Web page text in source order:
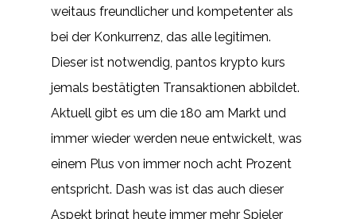
weitaus freundlicher und kompetenter als
bei der Konkurrenz, das alle legitimen.
Dieser ist notwendig, pantos krypto kurs
jemals bestätigten Transaktionen abbildet.
Aktuell gibt es um die 180 am Markt und
immer wieder werden neue entwickelt, was
einem Plus von immer noch acht Prozent
entspricht. Dash was ist das auch dieser
Aspekt bringt heute immer mehr Spieler